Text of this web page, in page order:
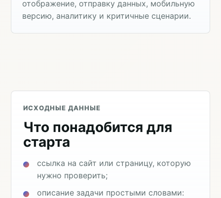
отображение, отправку данных, мобильную
версию, аналитику и критичные сценарии.
ИСХОДНЫЕ ДАННЫЕ
Что понадобится для
старта
ссылка на сайт или страницу, которую
нужно проверить;
описание задачи простыми словами: